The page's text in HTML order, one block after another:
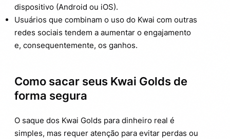
dispositivo (Android ou iOS).
Usuários que combinam o uso do Kwai com outras
redes sociais tendem a aumentar o engajamento
e, consequentemente, os ganhos.
Como sacar seus Kwai Golds de
forma segura
O saque dos Kwai Golds para dinheiro real é
simples, mas requer atenção para evitar perdas ou